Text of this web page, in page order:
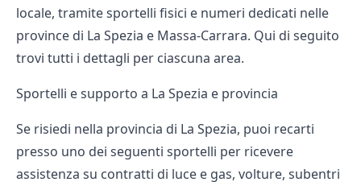
locale, tramite sportelli fisici e numeri dedicati nelle
province di La Spezia e Massa‑Carrara. Qui di seguito
trovi tutti i dettagli per ciascuna area.
Sportelli e supporto a La Spezia e provincia
Se risiedi nella provincia di La Spezia, puoi recarti
presso uno dei seguenti sportelli per ricevere
assistenza su contratti di luce e gas, volture, subentri